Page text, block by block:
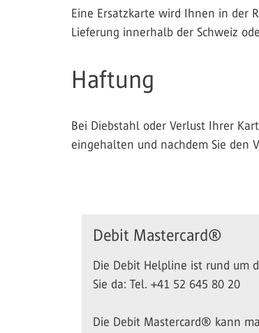
Eine Ersatzkarte wird Ihnen in der
Lieferung innerhalb der Schweiz
Haftung
Bei Diebstahl oder Verlust Ihrer
eingehalten und nachdem Sie den
Debit Mastercard®
Die Debit Helpline ist rund um
Sie da: Tel. +41 52 645 80 20
Die Debit Mastercard® kann